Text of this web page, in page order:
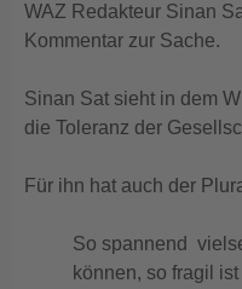
WAZ Redakteur Sinan
Kommentar zur Sache.
Sinan Sat sieht in dem
die Toleranz der
Für ihn hat auch der
So spannend
können, so fragil